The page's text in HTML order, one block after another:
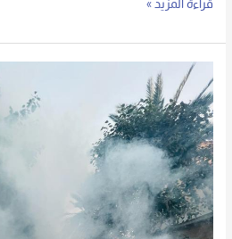
قراءة المزيد »
مكافحة
الحشرات
الطائرة
في
السعودية:
حلول
فعّالة
لرش
الهاموش